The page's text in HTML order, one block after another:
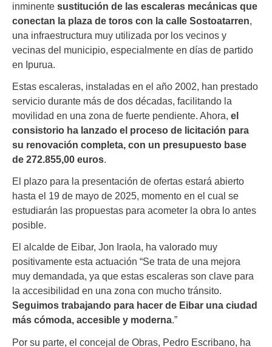
inminente sustitución de las escaleras mecánicas que
conectan la plaza de toros con la calle Sostoatarren,
una infraestructura muy utilizada por los vecinos y
vecinas del municipio, especialmente en días de partido
en Ipurua.
Estas escaleras, instaladas en el año 2002, han prestado
servicio durante más de dos décadas, facilitando la
movilidad en una zona de fuerte pendiente. Ahora, el
consistorio ha lanzado el proceso de licitación para
su renovación completa, con un presupuesto base
de 272.855,00 euros.
El plazo para la presentación de ofertas estará abierto
hasta el 19 de mayo de 2025, momento en el cual se
estudiarán las propuestas para acometer la obra lo antes
posible.
El alcalde de Eibar, Jon Iraola, ha valorado muy
positivamente esta actuación “Se trata de una mejora
muy demandada, ya que estas escaleras son clave para
la accesibilidad en una zona con mucho tránsito.
Seguimos trabajando para hacer de Eibar una ciudad
más cómoda, accesible y moderna.”
Por su parte, el concejal de Obras, Pedro Escribano, ha